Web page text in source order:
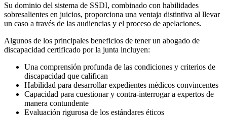
Su dominio del sistema de SSDI, combinado con habilidades
sobresalientes en juicios, proporciona una ventaja distintiva al llevar
un caso a través de las audiencias y el proceso de apelaciones.
Algunos de los principales beneficios de tener un abogado de
discapacidad certificado por la junta incluyen:
Una comprensión profunda de las condiciones y criterios de
discapacidad que califican
Habilidad para desarrollar expedientes médicos convincentes
Capacidad para cuestionar y contra-interrogar a expertos de
manera contundente
Evaluación rigurosa de los estándares éticos